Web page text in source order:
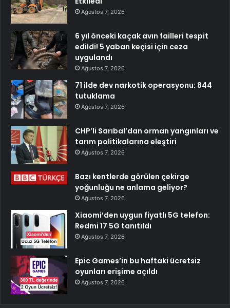
Ağustos 7, 2026
6 yıl önceki kaçak avın failleri tespit
edildi! 5 yaban keçisi için ceza
uygulandı
Ağustos 7, 2026
71 ilde dev narkotik operasyonu: 844
tutuklama
Ağustos 7, 2026
CHP’li Sarıbal’dan orman yangınları ve
tarım politikalarına eleştiri
Ağustos 7, 2026
Bazı kentlerde görülen çekirge
yoğunluğu ne anlama geliyor?
Ağustos 7, 2026
Xiaomi’den uygun fiyatlı 5G telefon:
Redmi 17 5G tanıtıldı
Ağustos 7, 2026
Epic Games’in bu haftaki ücretsiz
oyunları erişime açıldı
Ağustos 7, 2026